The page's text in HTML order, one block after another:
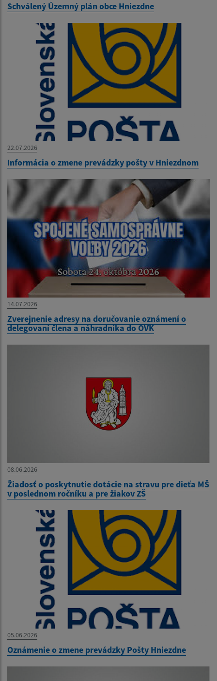
Schválený Územný plán obce Hniezdne
22.07.2026
Informácia o zmene prevádzky pošty v Hniezdnom
14.07.2026
Zverejnenie adresy na doručovanie oznámení o
delegovaní člena a náhradníka do OVK
08.06.2026
Žiadosť o poskytnutie dotácie na stravu pre dieťa MŠ
v poslednom ročníku a pre žiakov ZŠ
05.06.2026
Oznámenie o zmene prevádzky Pošty Hniezdne